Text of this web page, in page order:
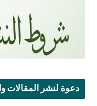
دعوة لنشر المقالات